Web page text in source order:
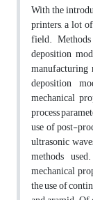
With the
printers, a lot
field.
deposition
manufacturing
deposition
mechanical
process
use of post-
ultrasonic
methods
mechanical
the use of